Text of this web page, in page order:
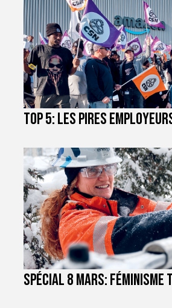
TOP 5: les pires
Spécial 8 mars: